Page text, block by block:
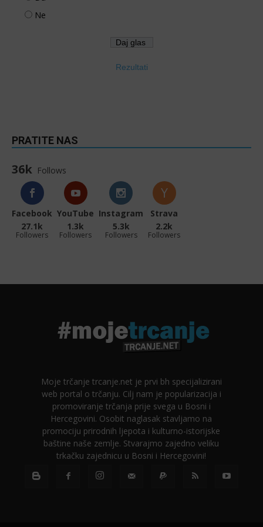
Ne
Rezultati
PRATITE NAS
36k Follows
Facebook
27.1k
Followers
YouTube
1.3k
Followers
Instagram
5.3k
Followers
Strava
2.2k
Followers
Moje trčanje trcanje.net je prvi bh specijalizirani
web portal o trčanju. Cilj nam je popularizacija i
promoviranje trčanja prije svega u Bosni i
Hercegovini. Osobit naglasak stavljamo na
promociju prirodnih ljepota i kulturno-istorijske
baštine naše zemlje. Stvarajmo zajedno veliku
trkačku zajednicu u Bosni i Hercegovini!